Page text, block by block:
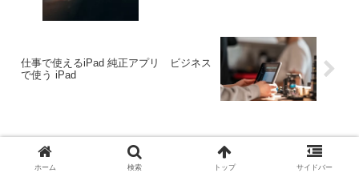
仕事で使えるiPad 純正アプリ ビジネス
で使う iPad
コメント
ホーム 検索 トップ サイドバー